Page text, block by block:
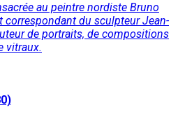
au peintre nordiste Bruno
correspondant du sculpteur Jean-
de portraits, de compositions
vitraux.